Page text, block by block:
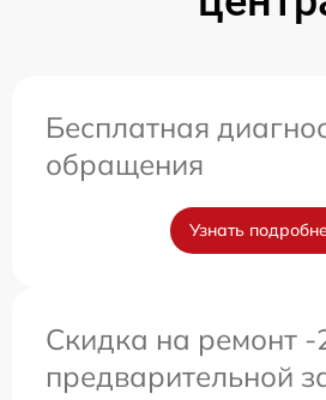
Бесплатная
обращения
Узнать
Скидка на ремонт -
предварительной